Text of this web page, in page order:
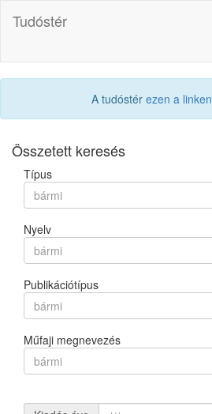
Tudóstér
A tudóstér ezen a linken
Összetett keresés
Típus
bármi
Nyelv
bármi
Publikációtípus
bármi
Műfaji megnevezés
bármi